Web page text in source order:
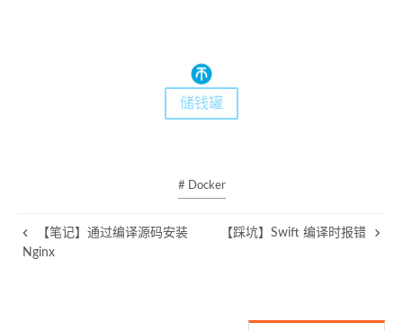
储钱罐
# Docker
【笔记】通过编译源码安装
Nginx
【踩坑】Swift 编译时报错